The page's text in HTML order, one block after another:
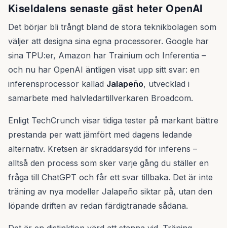
Kiseldalens senaste gäst heter OpenAI
Det börjar bli trångt bland de stora teknikbolagen som
väljer att designa sina egna processorer. Google har
sina TPU:er, Amazon har Trainium och Inferentia –
och nu har OpenAI äntligen visat upp sitt svar: en
inferensprocessor kallad Jalapeño, utvecklad i
samarbete med halvledartillverkaren Broadcom.
Enligt TechCrunch visar tidiga tester på markant bättre
prestanda per watt jämfört med dagens ledande
alternativ. Kretsen är skräddarsydd för inferens –
alltså den process som sker varje gång du ställer en
fråga till ChatGPT och får ett svar tillbaka. Det är inte
träning av nya modeller Jalapeño siktar på, utan den
löpande driften av redan färdigtränade sådana.